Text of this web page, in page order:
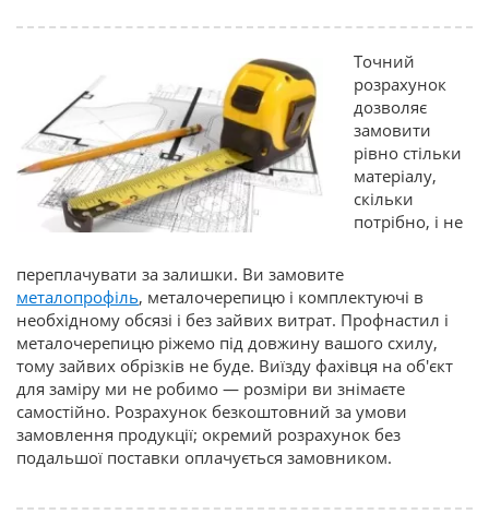
Точний
розрахунок
дозволяє
замовити
рівно стільки
матеріалу,
скільки
потрібно, і не
переплачувати за залишки. Ви замовите
металопрофіль, металочерепицю і комплектуючі в
необхідному обсязі і без зайвих витрат. Профнастил і
металочерепицю ріжемо під довжину вашого схилу,
тому зайвих обрізків не буде. Виїзду фахівця на об'єкт
для заміру ми не робимо — розміри ви знімаєте
самостійно. Розрахунок безкоштовний за умови
замовлення продукції; окремий розрахунок без
подальшої поставки оплачується замовником.